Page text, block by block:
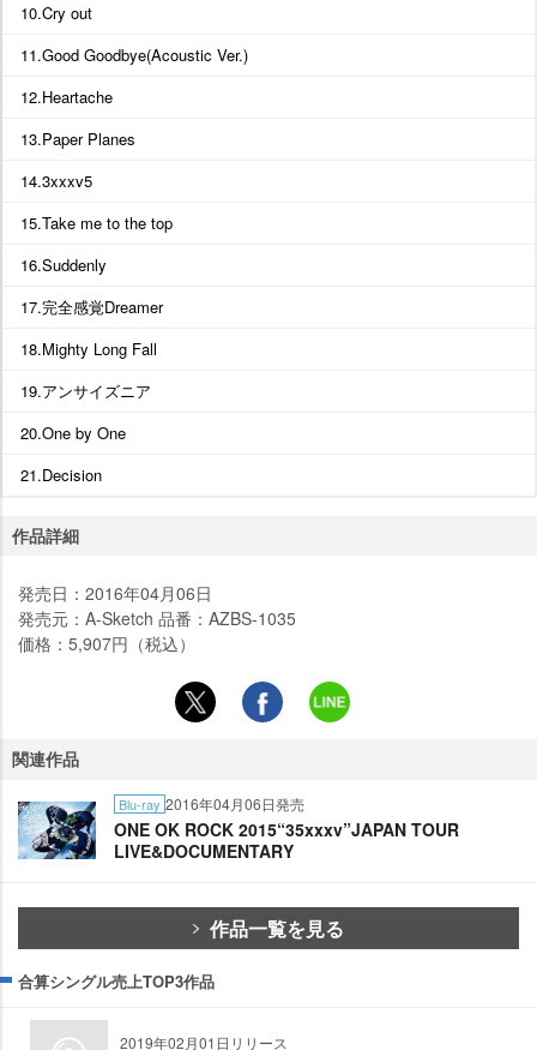
10.Cry out
11.Good Goodbye(Acoustic Ver.)
12.Heartache
13.Paper Planes
14.3xxxv5
15.Take me to the top
16.Suddenly
17.完全感覚Dreamer
18.Mighty Long Fall
19.アンサイズニア
20.One by One
21.Decision
作品詳細
発売日：2016年04月06日
発売元：A-Sketch 品番：AZBS-1035
価格：5,907円（税込）
関連作品
Blu-ray 2016年04月06日発売
ONE OK ROCK 2015“35xxxv”JAPAN TOUR
LIVE&DOCUMENTARY
作品一覧を見る
合算シングル売上TOP3作品
2019年02月01日リリース